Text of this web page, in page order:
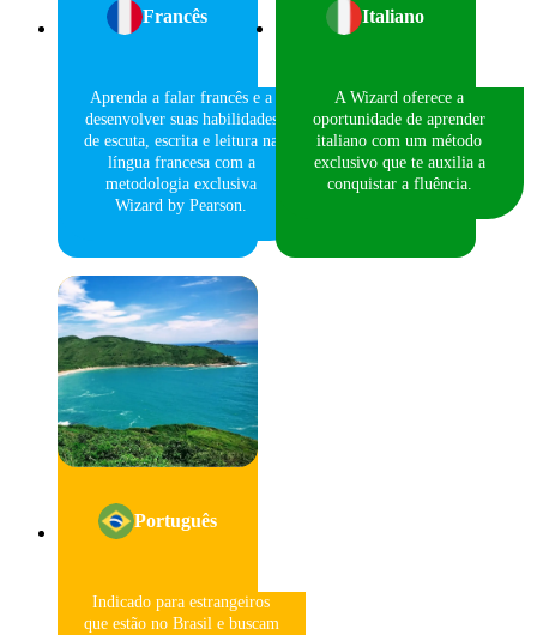
Francês
Aprenda a falar francês e a
desenvolver suas habilidades
de escuta, escrita e leitura na
língua francesa com a
metodologia exclusiva
Wizard by Pearson.
Italiano
A Wizard oferece a
oportunidade de aprender
italiano com um método
exclusivo que te auxilia a
conquistar a fluência.
Português
Indicado para estrangeiros
que estão no Brasil e buscam